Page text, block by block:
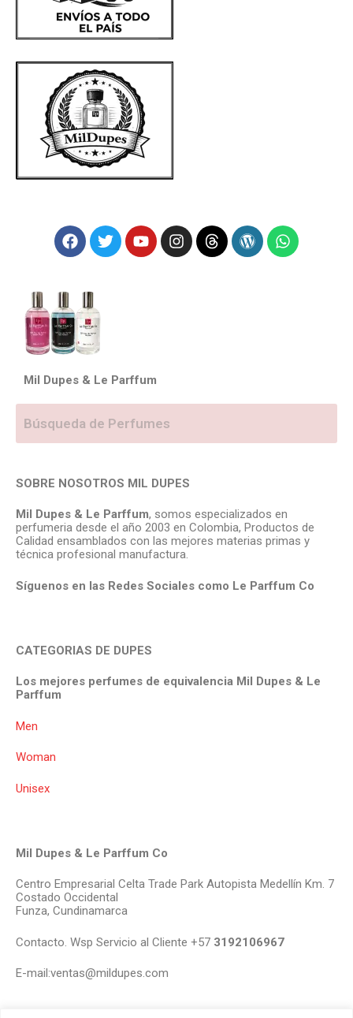
Mil Dupes & Le Parffum
SOBRE NOSOTROS MIL DUPES
Mil Dupes & Le Parffum, somos especializados en
perfumeria desde el año 2003 en Colombia, Productos de
Calidad ensamblados con las mejores materias primas y
técnica profesional manufactura.
Síguenos en las Redes Sociales como Le Parffum Co
CATEGORIAS DE DUPES
Los mejores perfumes de equivalencia Mil Dupes & Le
Parffum
Men
Woman
Unisex
Mil Dupes & Le Parffum Co
Centro Empresarial Celta Trade Park Autopista Medellín Km. 7
Costado Occidental
Funza, Cundinamarca
Contacto. Wsp Servicio al Cliente +57 3192106967
E-mail:ventas@mildupes.com